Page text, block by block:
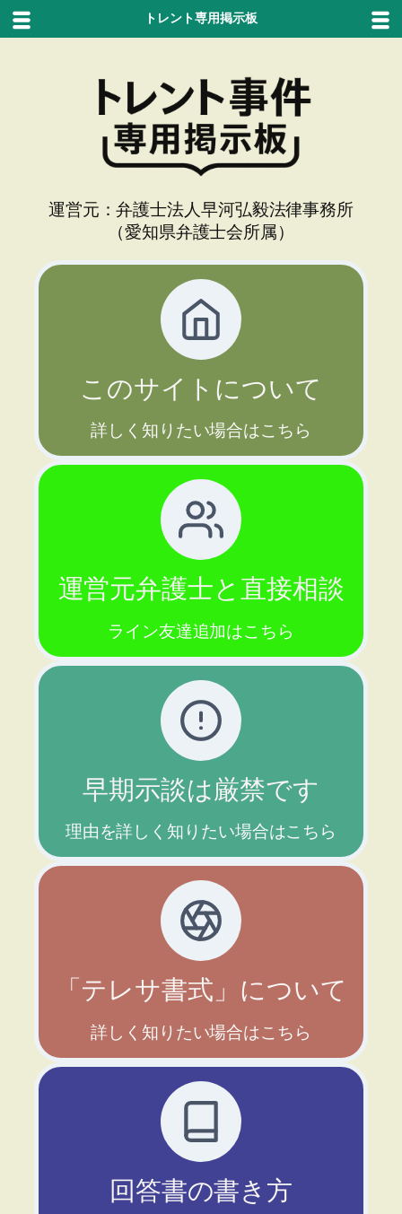
運営元：弁護士法人早河弘毅法律事務所
（愛知県弁護士会所属）
このサイトについて
詳しく知りたい場合はこちら
運営元弁護士と直接相談
ライン友達追加はこちら
早期示談は厳禁です
理由を詳しく知りたい場合はこちら
「テレサ書式」について
詳しく知りたい場合はこちら
回答書の書き方
トレント専用掲示板